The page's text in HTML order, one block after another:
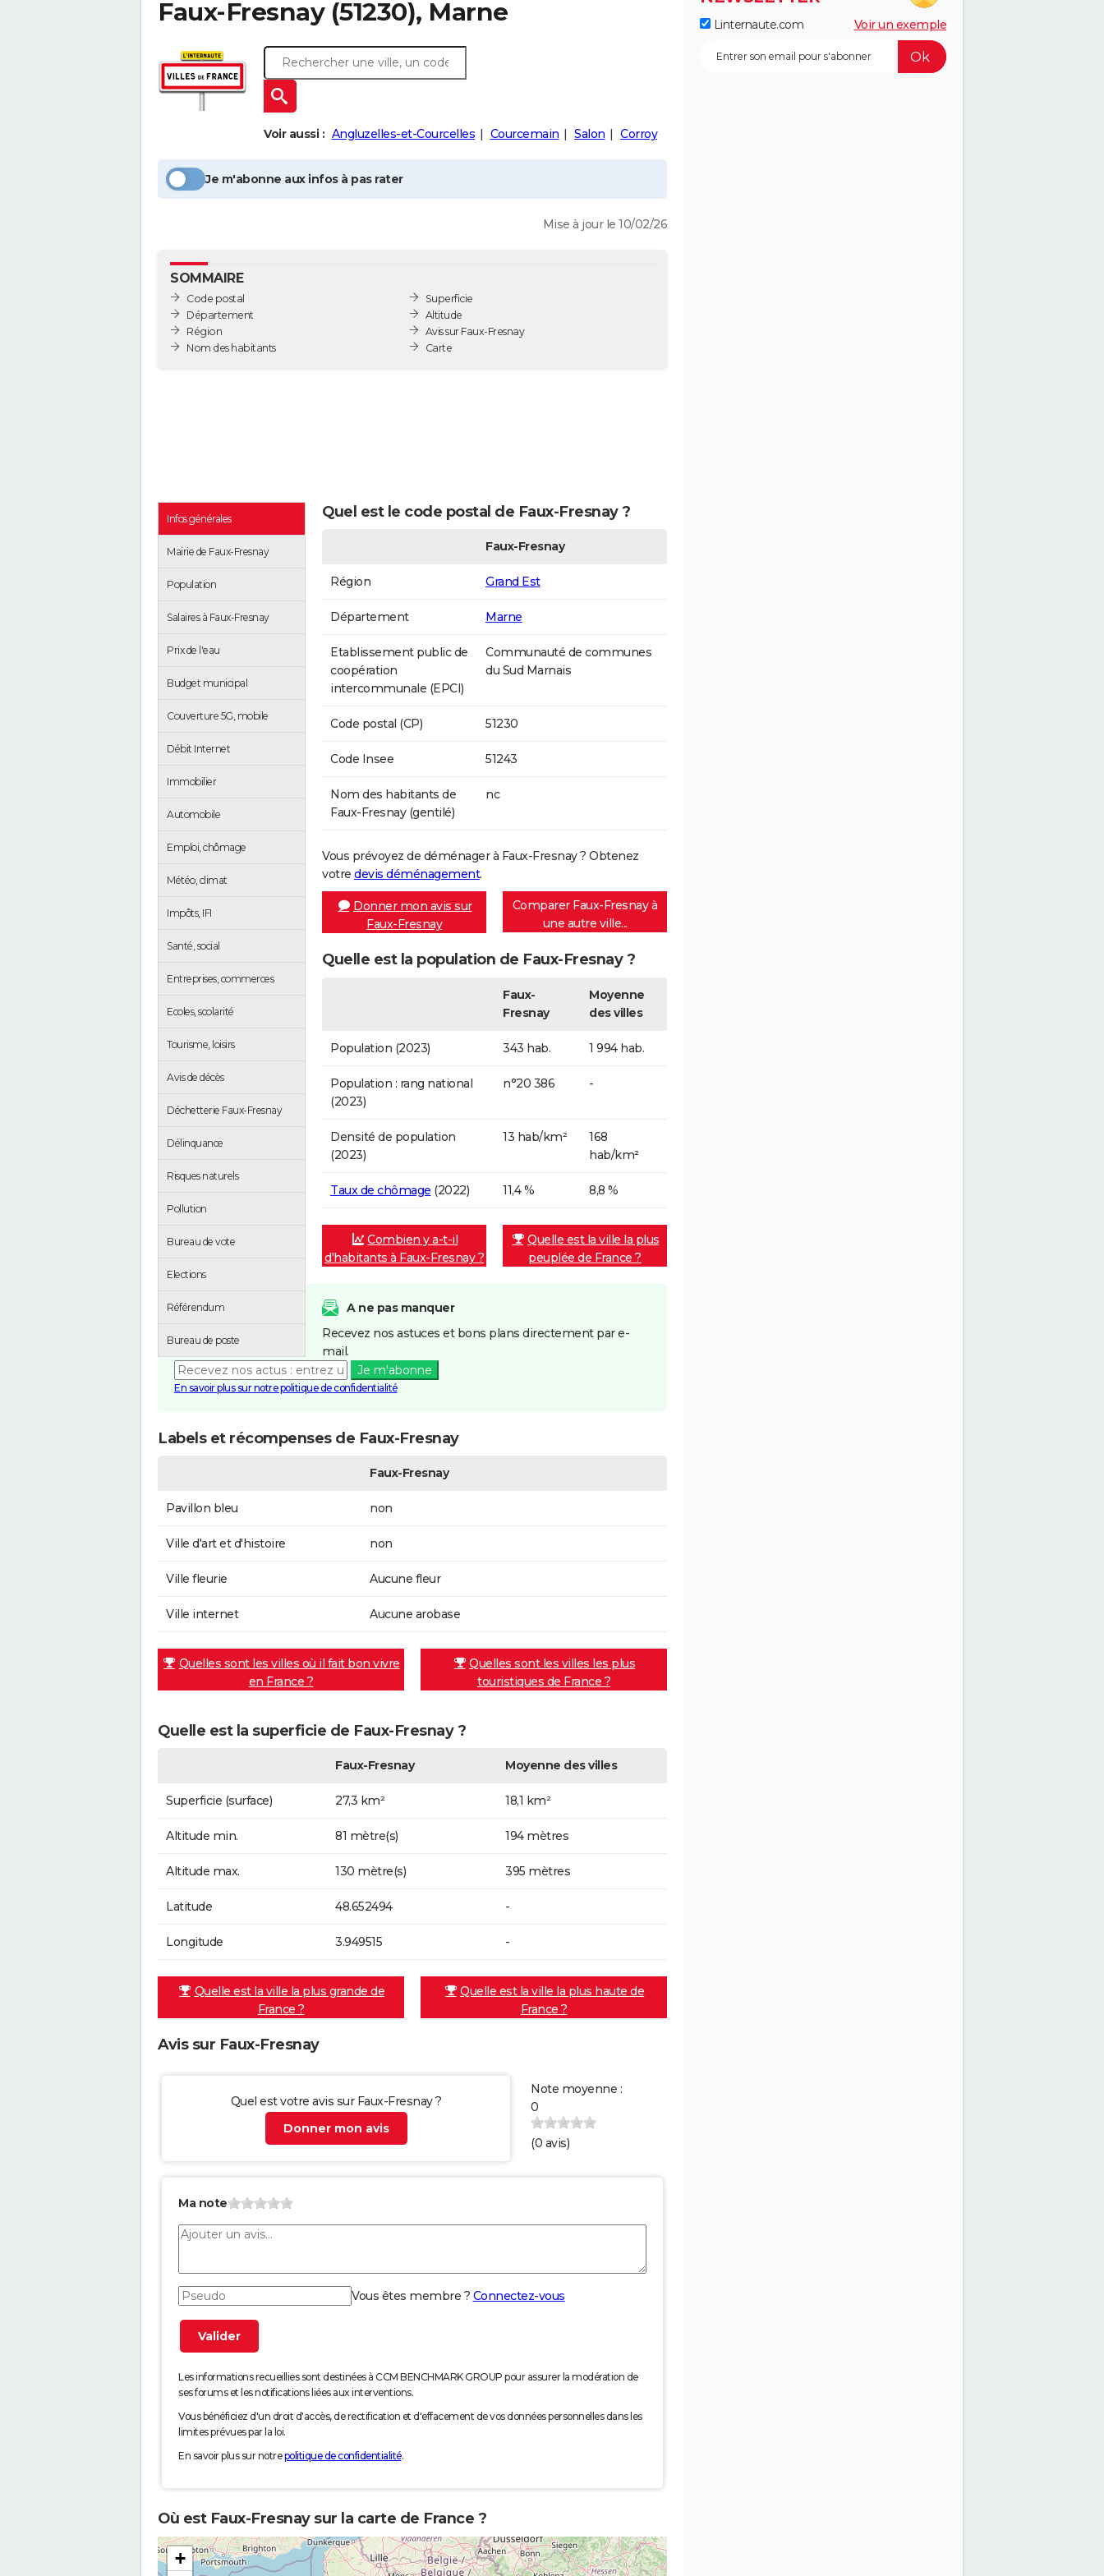
Faux-Fresnay(51230), Marne
Voir aussi : Angluzelles-et-Courcelles Courcemain Salon Corroy
Je m'abonne aux infos à pas rater
Mise à jour le 10/02/26
SOMMAIRE
Code postal
Département
Région
Nom des habitants
Superficie
Altitude
Avis sur Faux-Fresnay
Carte
Infos générales
Mairie de Faux-Fresnay
Population
Salaires à Faux-Fresnay
Prix de l'eau
Budget municipal
Couverture 5G, mobile
Débit Internet
Immobilier
Automobile
Emploi, chômage
Météo, climat
Impôts, IFI
Santé, social
Entreprises, commerces
Ecoles, scolarité
Tourisme, loisirs
Avis de décès
Déchetterie Faux-Fresnay
Délinquance
Risques naturels
Pollution
Bureau de vote
Elections
Référendum
Bureau de poste
Quel est le code postal de Faux-Fresnay ?
Faux-Fresnay
Région Grand Est
Département Marne
Etablissement public de
coopération
intercommunale (EPCI)
Communauté de communes
du Sud Marnais
Code postal (CP) 51230
Code Insee 51243
Nom des habitants de
Faux-Fresnay (gentilé)
nc
Vous prévoyez de déménager à Faux-Fresnay ? Obtenez
votre devis déménagement.
Donner mon avis sur
Faux-Fresnay
Comparer Faux-Fresnay à
une autre ville...
Quelle est la population de Faux-Fresnay ?
Faux-
Fresnay
Moyenne
des villes
Population (2023) 343 hab. 1 994 hab.
Population : rang national
(2023)
n°20 386 -
Densité de population
(2023)
13 hab/km²
168
hab/km²
Taux de chômage (2022) 11,4 % 8,8 %
Combien y a-t-il
d'habitants à Faux-Fresnay ?
Quelle est la ville la plus
peuplée de France ?
A ne pas manquer
Recevez nos astuces et bons plans directement par e-
mail.
Je m'abonne
En savoir plus sur notre politique de confidentialité
Labels et récompenses de Faux-Fresnay
Faux-Fresnay
Pavillon bleu non
Ville d'art et d'histoire non
Ville fleurie Aucune fleur
Ville internet Aucune arobase
Quelles sont les villes où il fait bon vivre
en France ?
Quelles sont les villes les plus
touristiques de France ?
Quelle est la superficie de Faux-Fresnay ?
Faux-Fresnay Moyenne des villes
Superficie (surface) 27,3 km² 18,1 km²
Altitude min. 81 mètre(s) 194 mètres
Altitude max. 130 mètre(s) 395 mètres
Latitude 48.652494 -
Longitude 3.949515 -
Quelle est la ville la plus grande de
France ?
Quelle est la ville la plus haute de
France ?
Avis sur Faux-Fresnay
Quel est votre avis sur Faux-Fresnay ?
Donner mon avis
Note moyenne :
0
(0 avis)
Ma note
Vous êtes membre ? Connectez-vous
Les informations recueillies sont destinées à CCM BENCHMARK GROUP pour assurer la modération de
ses forums et les notifications liées aux interventions.
Vous bénéficiez d'un droit d'accès, de rectification et d'effacement de vos données personnelles dans les
limites prévues par la loi.
En savoir plus sur notrepolitique de confidentialité.
Où est Faux-Fresnay sur la carte de France ?
+
Linternaute.com Voir un exemple